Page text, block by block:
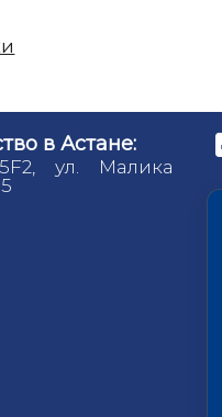
в Астане:
ул. Малика